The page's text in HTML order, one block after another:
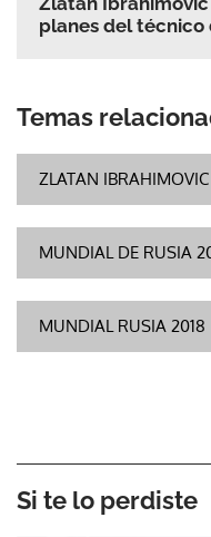
planes del técnico
Temas
ZLATAN IBRAHIMOVIC
MUNDIAL DE RUSIA
MUNDIAL RUSIA 2018
Si te lo perdiste